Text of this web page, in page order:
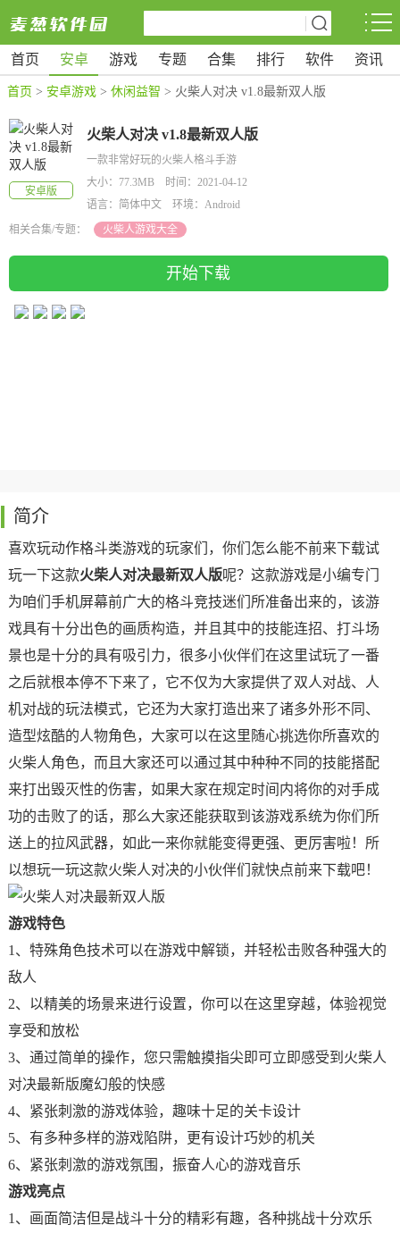
首页 安卓 游戏 专题 合集 排行 软件 资讯
首页 > 安卓游戏 > 休闲益智 > 火柴人对决 v1.8最新双人版
安卓版
火柴人对决 v1.8最新双人版
一款非常好玩的火柴人格斗手游
大小：77.3MB 时间：2021-04-12
语言：简体中文 环境：Android
相关合集/专题：
火柴人游戏大全
开始下载
简介
喜欢玩动作格斗类游戏的玩家们，你们怎么能不前来下载试
玩一下这款火柴人对决最新双人版呢？这款游戏是小编专门
为咱们手机屏幕前广大的格斗竞技迷们所准备出来的，该游
戏具有十分出色的画质构造，并且其中的技能连招、打斗场
景也是十分的具有吸引力，很多小伙伴们在这里试玩了一番
之后就根本停不下来了，它不仅为大家提供了双人对战、人
机对战的玩法模式，它还为大家打造出来了诸多外形不同、
造型炫酷的人物角色，大家可以在这里随心挑选你所喜欢的
火柴人角色，而且大家还可以通过其中种种不同的技能搭配
来打出毁灭性的伤害，如果大家在规定时间内将你的对手成
功的击败了的话，那么大家还能获取到该游戏系统为你们所
送上的拉风武器，如此一来你就能变得更强、更厉害啦！所
以想玩一玩这款火柴人对决的小伙伴们就快点前来下载吧！
游戏特色
1、特殊角色技术可以在游戏中解锁，并轻松击败各种强大的
敌人
2、以精美的场景来进行设置，你可以在这里穿越，体验视觉
享受和放松
3、通过简单的操作，您只需触摸指尖即可立即感受到火柴人
对决最新版魔幻般的快感
4、紧张刺激的游戏体验，趣味十足的关卡设计
5、有多种多样的游戏陷阱，更有设计巧妙的机关
6、紧张刺激的游戏氛围，振奋人心的游戏音乐
游戏亮点
1、画面简洁但是战斗十分的精彩有趣，各种挑战十分欢乐